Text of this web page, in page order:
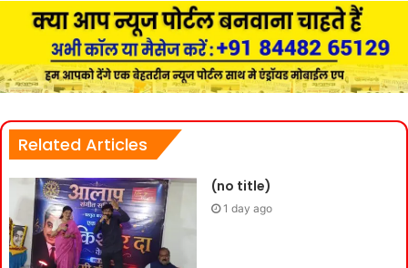
Related Articles
(no title)
1 day ago